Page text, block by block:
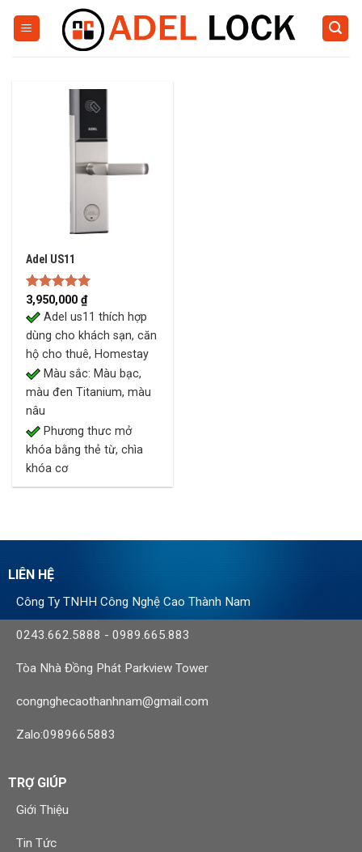
Adel US11
Rated5.00
out of 5
3,950,000₫
Adel us11 thích hợp
dùng cho khách sạn, căn
hộ cho thuê, Homestay
Màu sắc: Màu bạc,
màu đen Titanium, màu
nâu
Phương thưc mở
khóa bằng thẻ từ, chìa
khóa cơ
LIÊN HỆ
Công Ty TNHH Công Nghệ Cao Thành Nam
0243.662.5888 - 0989.665.883
Tòa Nhà Đồng Phát Parkview Tower
congnghecaothanhnam@gmail.com
Zalo:0989665883
TRỢ GIÚP
Giới Thiệu
Tin Tức